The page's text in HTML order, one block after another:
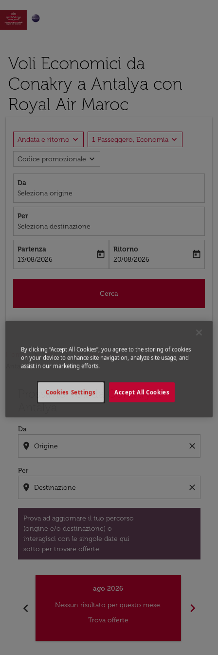

Voli Economici da
Conakry a Antalya con
Royal Air Maroc
Andata e ritorno expand_more 1 Passeggero, Economia expand_more
Codice promozionale expand_more
Da
Seleziona origine
Per
Seleziona destinazione
Partenza
fc-booking-departure-date-aria-label
13/08/2026
today
Ritorno
fc-booking-return-date-aria-label
20/08/2026
today
Cerca
Home Voli Voli per Turchia
Voli Conakry -
Antalya
Prossimo voli da Conakry a
Antalya
Da
location_on close
Per
location_on close
Prova ad aggiornare il tuo percorso
(origine e/o destinazione) o
interagisci con le singole date qui
sotto per trovare offerte.
Prova ad aggiornare il tuo percorso (origine e/o
chevron_left
ago 2026
Nessun risultato per questo mese.
Trova offerte
chevron_right
By clicking “Accept All Cookies”, you agree to the storing of cookies
on your device to enhance site navigation, analyze site usage, and
assist in our marketing efforts.
Accept All Cookies
Cookies Settings